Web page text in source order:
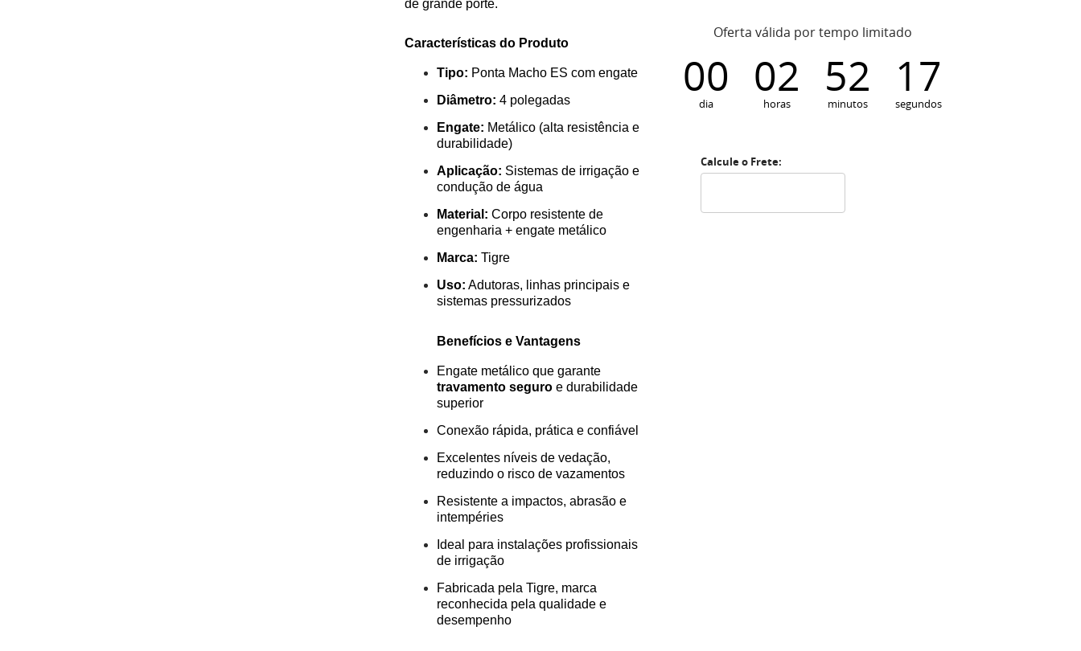
de grande porte.
Características do Produto
Tipo: Ponta Macho ES com engate
Diâmetro: 4 polegadas
Engate: Metálico (alta resistência e
durabilidade)
Aplicação: Sistemas de irrigação e
condução de água
Material: Corpo resistente de
engenharia + engate metálico
Marca: Tigre
Uso: Adutoras, linhas principais e
sistemas pressurizados
Benefícios e Vantagens
Engate metálico que garante
travamento seguroe durabilidade
superior
Conexão rápida, prática e confiável
Excelentes níveis de vedação,
reduzindo o risco de vazamentos
Resistente a impactos, abrasão e
intempéries
Ideal para instalações profissionais
de irrigação
Fabricada pela Tigre, marca
reconhecida pela qualidade e
desempenho
Oferta válida por tempo limitado
00
dia
02
horas
52
minutos
16
segundos
Calcule o Frete: